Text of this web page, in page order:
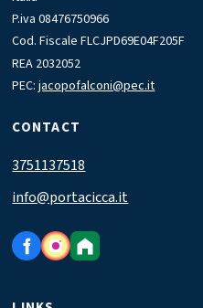
32 m² · D37 — Milan
€ 62.000